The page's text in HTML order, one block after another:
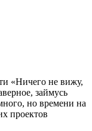
«Ничего не вижу,
займусь
но времени на
проектов